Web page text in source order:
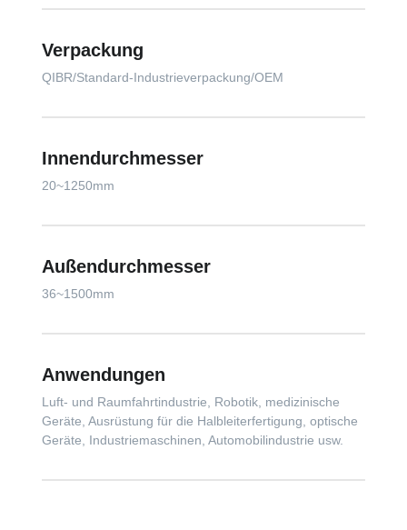
Verpackung
QIBR/Standard-Industrieverpackung/OEM
Innendurchmesser
20~1250mm
Außendurchmesser
36~1500mm
Anwendungen
Luft- und Raumfahrtindustrie, Robotik, medizinische
Geräte, Ausrüstung für die Halbleiterfertigung, optische
Geräte, Industriemaschinen, Automobilindustrie usw.